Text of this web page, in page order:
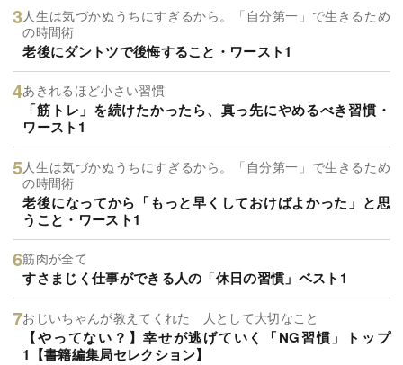
人生は気づかぬうちにすぎるから。「自分第一」で生きるため
の時間術
老後にダントツで後悔すること・ワースト1
あきれるほど小さい習慣
「筋トレ」を続けたかったら、真っ先にやめるべき習慣・
ワースト1
人生は気づかぬうちにすぎるから。「自分第一」で生きるため
の時間術
老後になってから「もっと早くしておけばよかった」と思
うこと・ワースト1
筋肉が全て
すさまじく仕事ができる人の「休日の習慣」ベスト1
おじいちゃんが教えてくれた 人として大切なこと
【やってない？】幸せが逃げていく「NG習慣」トップ
1【書籍編集局セレクション】